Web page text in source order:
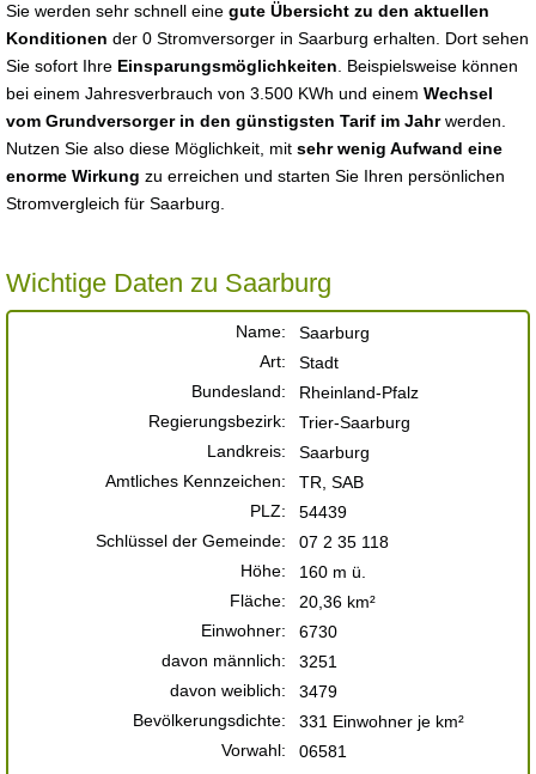
Sie werden sehr schnell eine gute Übersicht zu den aktuellen
Konditionen der 0 Stromversorger in Saarburg erhalten. Dort sehen
Sie sofort Ihre Einsparungsmöglichkeiten . Beispielsweise können
bei einem Jahresverbrauch von 3.500 KWh und einem Wechsel
vom Grundversorger in den günstigsten Tarif im Jahrwerden.
Nutzen Sie also diese Möglichkeit, mit sehr wenig Aufwand eine
enorme Wirkung zu erreichen und starten Sie Ihren persönlichen
Stromvergleich für Saarburg.
Wichtige Daten zu Saarburg
Name:
Saarburg
Art:
Stadt
Bundesland:
Rheinland-Pfalz
Regierungsbezirk:
Trier-Saarburg
Landkreis:
Saarburg
Amtliches Kennzeichen:
TR, SAB
PLZ:
54439
Schlüssel der Gemeinde:
07 2 35 118
Höhe:
160 m ü.
Fläche:
20,36 km²
Einwohner:
6730
davon männlich:
3251
davon weiblich:
3479
Bevölkerungsdichte:
331 Einwohner je km²
Vorwahl:
06581